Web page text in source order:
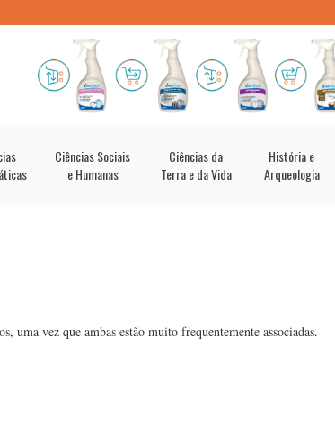
Ciências Sociais
e Humanas
Ciências da
Terra e da Vida
História e
Arqueologia
uma vez que ambas estão muito frequentemente associadas.